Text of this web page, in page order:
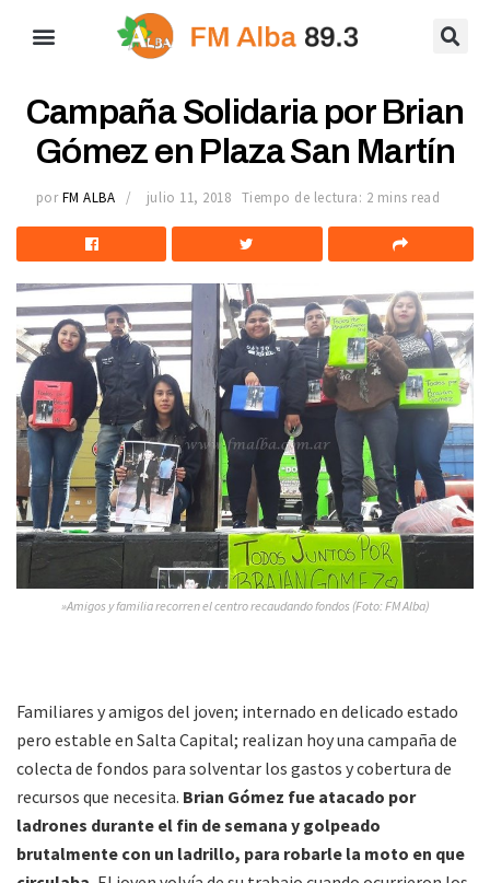
Campaña Solidaria por Brian
Gómez en Plaza San Martín
por FM ALBA julio 11, 2018 Tiempo de lectura: 2 mins read
»Amigos y familia recorren el centro recaudando fondos (Foto: FM Alba)
Familiares y amigos del joven; internado en delicado estado
pero estable en Salta Capital; realizan hoy una campaña de
colecta de fondos para solventar los gastos y cobertura de
recursos que necesita. Brian Gómez fue atacado por
ladrones durante el fin de semana y golpeado
brutalmente con un ladrillo, para robarle la moto en que